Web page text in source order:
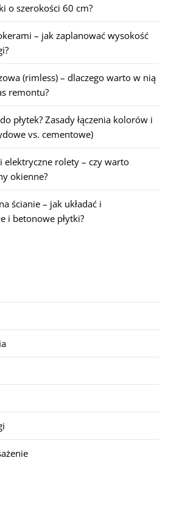
o szerokości 60 cm?
– jak zaplanować wysokość
(rimless) – dlaczego warto w nią
remontu?
płytek? Zasady łączenia kolorów i
vs. cementowe)
elektryczne rolety – czy warto
okienne?
ścianie – jak układać i
i betonowe płytki?